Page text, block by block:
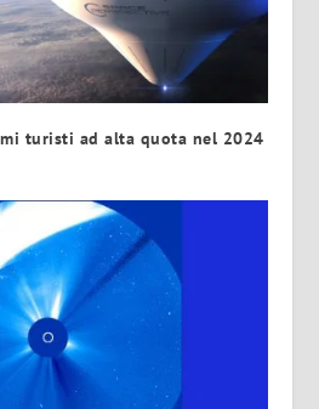
turisti ad alta quota nel 2024